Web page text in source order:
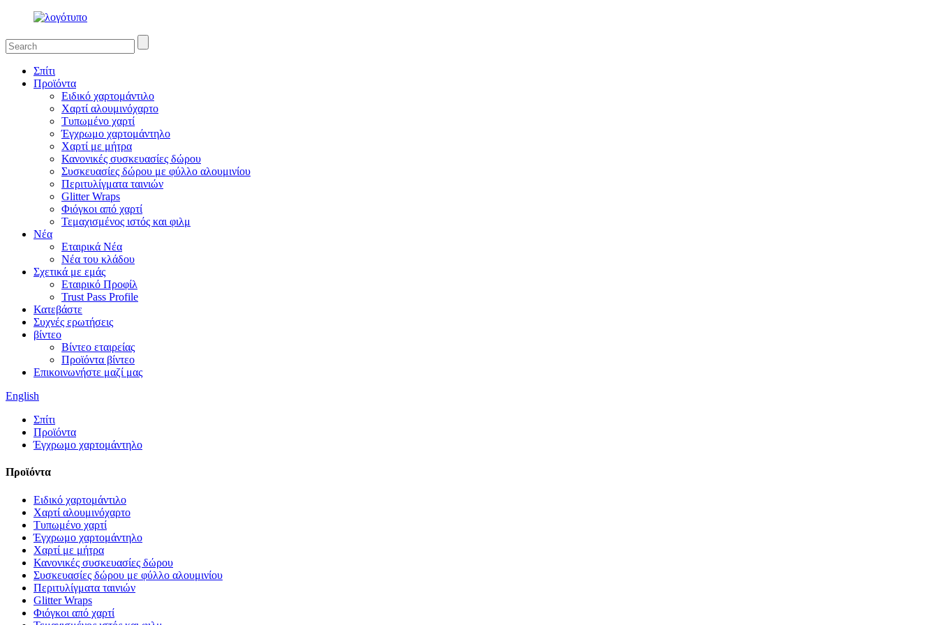
Σπίτι
Προϊόντα
Ειδικό χαρτομάντιλο
Χαρτί αλουμινόχαρτο
Τυπωμένο χαρτί
Έγχρωμο χαρτομάντηλο
Χαρτί με μήτρα
Κανονικές συσκευασίες δώρου
Συσκευασίες δώρου με φύλλο αλουμινίου
Περιτυλίγματα ταινιών
Glitter Wraps
Φιόγκοι από χαρτί
Τεμαχισμένος ιστός και φιλμ
Νέα
Εταιρικά Νέα
Νέα του κλάδου
Σχετικά με εμάς
Εταιρικό Προφίλ
Trust Pass Profile
Κατεβάστε
Συχνές ερωτήσεις
βίντεο
Βίντεο εταιρείας
Προϊόντα βίντεο
Επικοινωνήστε μαζί μας
English
Σπίτι
Προϊόντα
Έγχρωμο χαρτομάντηλο
Προϊόντα
Ειδικό χαρτομάντιλο
Χαρτί αλουμινόχαρτο
Τυπωμένο χαρτί
Έγχρωμο χαρτομάντηλο
Χαρτί με μήτρα
Κανονικές συσκευασίες δώρου
Συσκευασίες δώρου με φύλλο αλουμινίου
Περιτυλίγματα ταινιών
Glitter Wraps
Φιόγκοι από χαρτί